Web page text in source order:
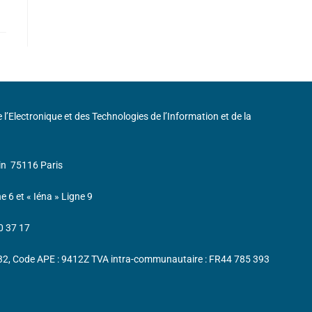
l’Electronique et des Technologies de l’Information et de la
75116 Paris
6 et « Iéna » Ligne 9
37 17
Code APE : 9412Z TVA intra-communautaire : FR44 785 393